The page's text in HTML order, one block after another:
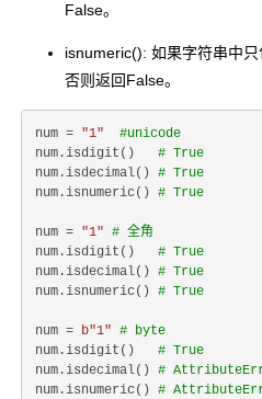
False。
isnumeric(): 如果字符串中只
否则返回False。
num = "1"
#unicode
num.isdigit() # True
num.isdecimal() # True
num.isnumeric() # True
num = "1" # 全角
num.isdigit() # True
num.isdecimal() # True
num.isnumeric() # True
num = b"1" # byte
num.isdigit() # True
num.isdecimal() #
num.isnumeric() #